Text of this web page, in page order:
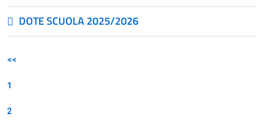
DOTE SCUOLA 2025/2026
<<
1
2